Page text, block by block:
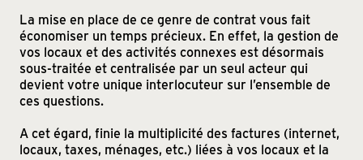
La mise en place de ce genre de contrat vous fait
économiser un temps précieux. En effet, la gestion de
vos locaux et des activités connexes est désormais
sous-traitée et centralisée par un seul acteur qui
devient votre unique interlocuteur sur l’ensemble de
ces questions.
A cet égard, finie la multiplicité des factures (internet,
locaux, taxes, ménages, etc.) liées à vos locaux et la